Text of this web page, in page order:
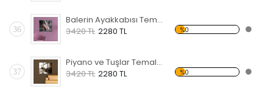
36
Balerin Ayakkabısı Temalı Kanvas Tablo
3420 TL 2280 TL %0
37
Piyano ve Tuşlar Temalı Kanvas Tablo
3420 TL 2280 TL %0